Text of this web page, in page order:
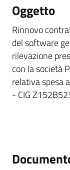
Oggetto
Rinnovo
del software
rilevazione
con la società
relativa spesa
- CIG